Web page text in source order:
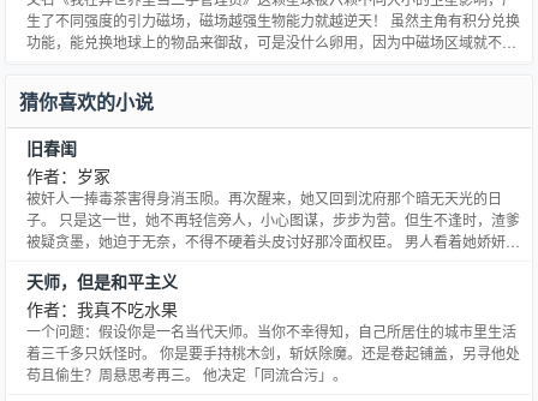
生了不同强度的引力磁场，磁场越强生物能力就越逆天！ 虽然主角有积分兑换
功能，能兑换地球上的物品来御敌，可是没什么卵用，因为中磁场区域就不能
存在！ 一样拥有GM的特权技能，不过技能这可是随机出现的且
猜你喜欢的小说
旧春闺
作者：岁冢
被奸人一捧毒茶害得身消玉陨。再次醒来，她又回到沈府那个暗无天光的日
子。 只是这一世，她不再轻信旁人，小心图谋，步步为营。但生不逢时，渣爹
被疑贪墨，她迫于无奈，不得不硬着头皮讨好那冷面权臣。 男人看着她娇妍的
为她保驾护航，扶摇直上！ 【展开】【收起】
天师，但是和平主义
作者：我真不吃水果
一个问题：假设你是一名当代天师。当你不幸得知，自己所居住的城市里生活
着三千多只妖怪时。 你是要手持桃木剑，斩妖除魔。还是卷起铺盖，另寻他处
苟且偷生？周悬思考再三。 他决定「同流合污」。